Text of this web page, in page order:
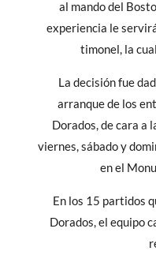
al mando del
experiencia le
timonel, la
La decisión fue
arranque de los
Dorados, de cara a
viernes, sábado y
en el
En los 15 partidos
Dorados, el equipo